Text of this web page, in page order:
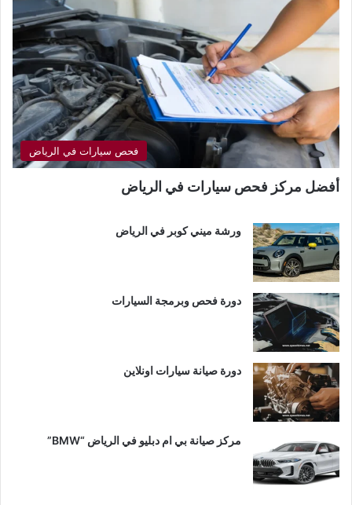
فحص سيارات في الرياض
أفضل مركز فحص سيارات في الرياض
ورشة ميني كوبر في الرياض
دورة فحص وبرمجة السيارات
دورة صيانة سيارات اونلاين
مركز صيانة بي ام دبليو في الرياض “BMW”